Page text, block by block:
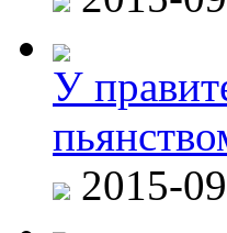
У
2015-